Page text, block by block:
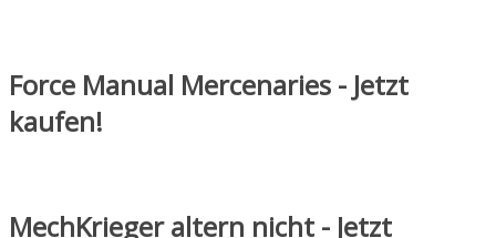
Force Manual Mercenaries - Jetzt
kaufen!
MechKrieger altern nicht - Jetzt